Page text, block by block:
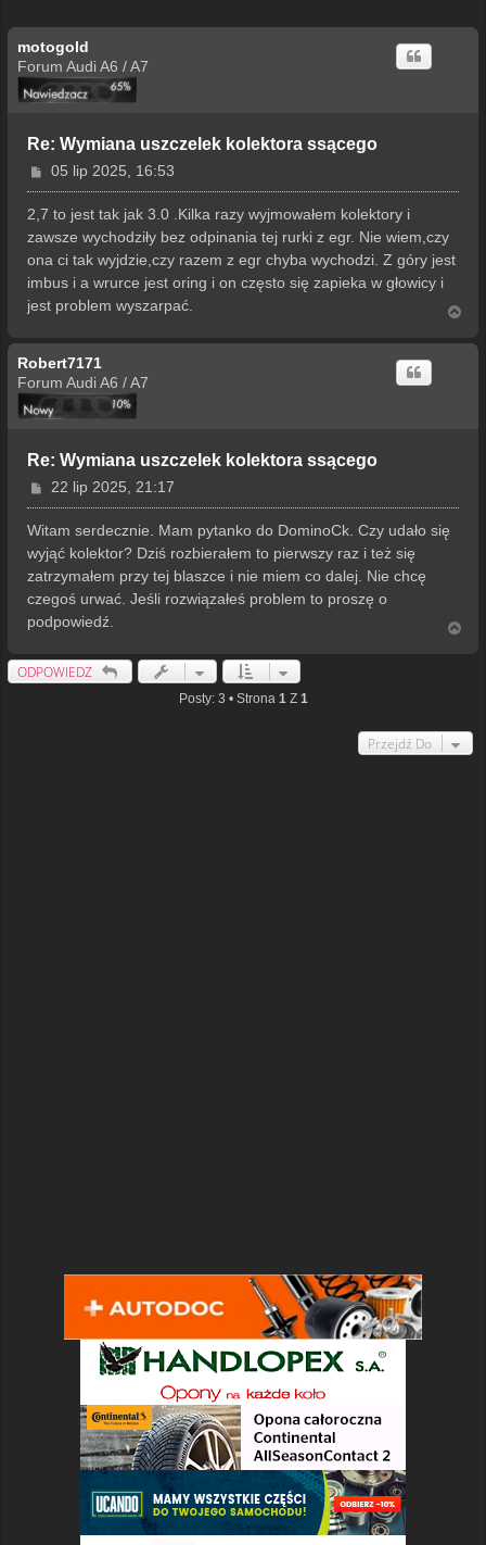
motogold
Forum Audi A6 / A7
Re: Wymiana uszczelek kolektora ssącego
P
o
s
05 lip 2025, 16:53
2,7 to jest tak jak 3.0 .Kilka razy wyjmowałem kolektory i
zawsze wychodziły bez odpinania tej rurki z egr. Nie wiem,czy
ona ci tak wyjdzie,czy razem z egr chyba wychodzi. Z góry jest
imbus i a wrurce jest oring i on często się zapieka w głowicy i
jest problem wyszarpać.
g
Robert7171
Forum Audi A6 / A7
Re: Wymiana uszczelek kolektora ssącego
P
o
s
t
22 lip 2025, 21:17
Witam serdecznie. Mam pytanko do DominoCk. Czy udało się
wyjąć kolektor? Dziś rozbierałem to pierwszy raz i też się
zatrzymałem przy tej blaszce i nie miem co dalej. Nie chcę
czegoś urwać. Jeśli rozwiązałeś problem to proszę o
podpowiedź.
ODPOWIEDZ
Posty: 3 • Strona 1Z 1
Przejdź Do